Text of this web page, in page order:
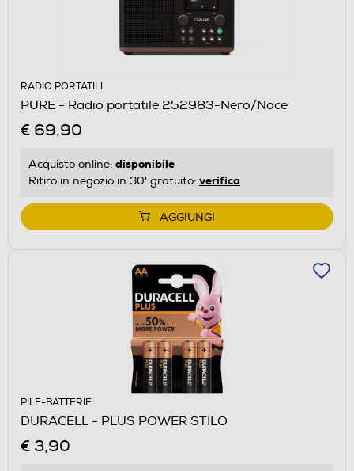
RADIO PORTATILI
PURE - Radio portatile 252983-Nero/Noce
€ 69,90
Acquisto online: disponibile
Ritiro in negozio in 30' gratuito: verifica
AGGIUNGI
PILE-BATTERIE
DURACELL - PLUS POWER STILO
€ 3,90